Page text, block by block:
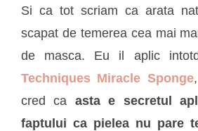
Si ca tot scriam ca arata
scapat de temerea cea mai
de masca. Eu il aplic
Techniques Miracle Sponge
cred ca asta e secretul
faptului ca pielea nu pare